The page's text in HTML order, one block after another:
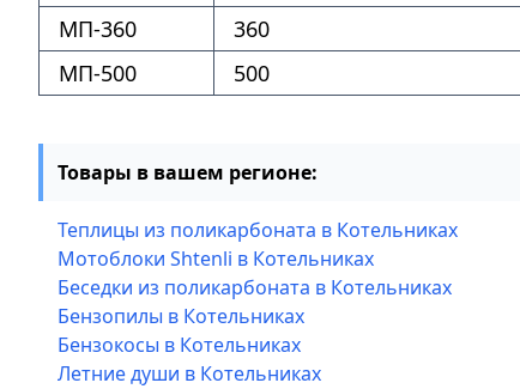
МП-360
360
МП-500
500
Товары в вашем регионе:
Теплицы из поликарбоната в Котельниках
Мотоблоки Shtenli в Котельниках
Беседки из поликарбоната в Котельниках
Бензопилы в Котельниках
Бензокосы в Котельниках
Летние души в Котельниках